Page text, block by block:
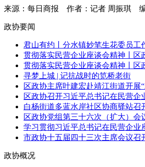
来源：每日商报 作者：记者 周振琪
政协要闻
君山有约丨分水镇妙笔生花委员工
贯彻落实民营企业座谈会精神丨区
贯彻落实民营企业座谈会精神丨区
寻梦上城 | 记抗战时的笕桥老街
区政协主席叶建宏赴靖江街道开展
区政协召开习近平总书记在民营企
白杨街道多蓝水岸社区协商驿站召
区政协党组第三十六次（扩大）会
学习贯彻习近平总书记在民营企业
市政协十五届四十三次主席会议召
政协概况